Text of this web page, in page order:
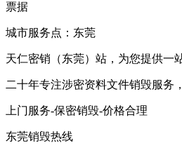
票据
城市服务点：东莞
天仁密销（东莞）站，为您提供一
二十年专注涉密资料文件销毁服务
上门服务-保密销毁-价格合理
东莞销毁热线